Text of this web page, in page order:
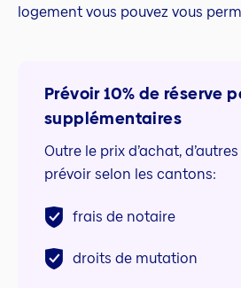
logement vous pouvez vous
Prévoir 10% de réserve
supplémentaires
Outre le prix d’achat,
prévoir selon les cantons:
frais de notaire
droits de mutation